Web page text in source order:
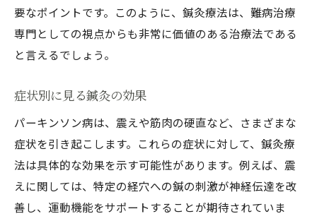
要なポイントです。このように、鍼灸療法は、難病治療
専門としての視点からも非常に価値のある治療法である
と言えるでしょう。
症状別に見る鍼灸の効果
パーキンソン病は、震えや筋肉の硬直など、さまざまな
症状を引き起こします。これらの症状に対して、鍼灸療
法は具体的な効果を示す可能性があります。例えば、震
えに関しては、特定の経穴への鍼の刺激が神経伝達を改
善し、運動機能をサポートすることが期待されていま